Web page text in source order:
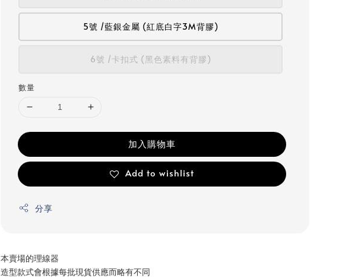
5號 /藍銀金屬 (紅底白字3M背膠)
6號 /卡扣式 (黑色素料有背膠)
數量
加入購物車
Add to wishlist
分享
本賣場的理線器
造型款式會根據每批現貨供應而略有不同